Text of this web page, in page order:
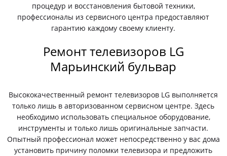
процедур и восстановления бытовой техники,
профессионалы из сервисного центра предоставляют
гарантию каждому своему клиенту.
Ремонт телевизоров LG
Марьинский бульвар
Высококачественный ремонт телевизоров LG выполняется
только лишь в авторизованном сервисном центре. Здесь
необходимо использовать специальное оборудование,
инструменты и только лишь оригинальные запчасти.
Опытный профессионал может непосредственно у вас дома
установить причину поломки телевизора и предложить